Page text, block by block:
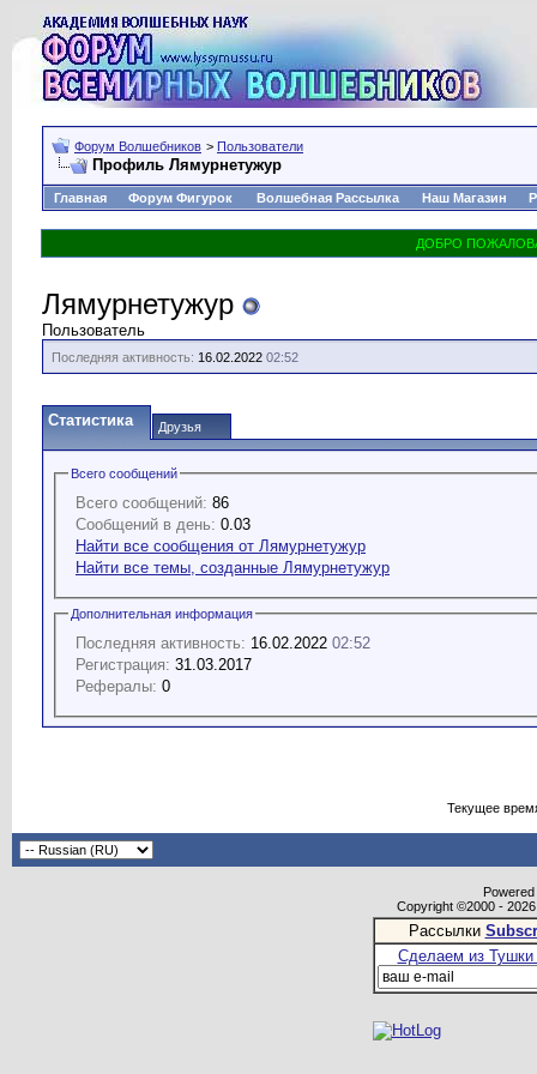
Форум Волшебников > Пользователи
Профиль Лямурнетужур
Главная Форум Фигурок Волшебная Рассылка Наш Магазин
Лямурнетужур
Пользователь
Последняя активность: 16.02.2022 02:52
Статистика Друзья
Всего сообщений
Всего сообщений: 86
Сообщений в день: 0.03
Найти все сообщения от Лямурнетужур
Найти все темы, созданные Лямурнетужур
Дополнительная информация
Последняя активность: 16.02.2022 02:52
Регистрация: 31.03.2017
Рефералы: 0
Текущее
Copyright ©2000 -
Рассылки
Сделаем из Тушки